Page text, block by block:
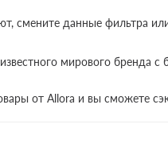
смените данные фильтра
мирового бренда
от Allora и вы сможете